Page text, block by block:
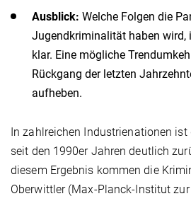
Ausblick: Welche Folgen die
Jugendkriminalität haben wird,
klar. Eine mögliche
Rückgang der letzten
aufheben.
In zahlreichen Industrienationen
seit den 1990er Jahren deutlich
diesem Ergebnis kommen die
Oberwittler (Max-Planck-Institut